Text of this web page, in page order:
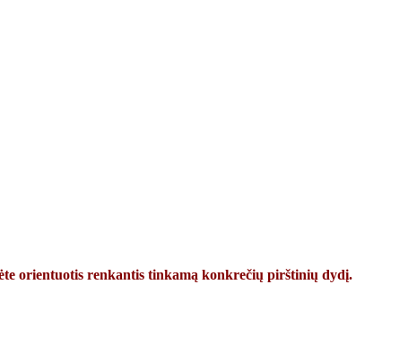
orientuotis renkantis tinkamą konkrečių pirštinių dydį.